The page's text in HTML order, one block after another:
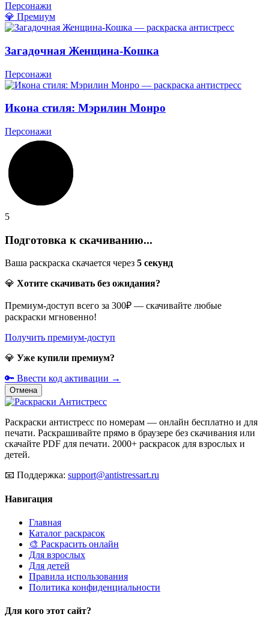
Персонажи
💎 Премиум
Загадочная Женщина-Кошка
Персонажи
Икона стиля: Мэрилин Монро
Персонажи
5
Подготовка к скачиванию...
Ваша раскраска скачается через 5 секунд
💎 Хотите скачивать без ожидания?
Премиум-доступ всего за 300₽ — скачивайте любые
раскраски мгновенно!
Получить премиум-доступ
💎 Уже купили премиум?
🔑 Ввести код активации →
Отмена
Раскраски антистресс по номерам — онлайн бесплатно и для
печати. Раскрашивайте прямо в браузере без скачивания или
скачайте PDF для печати. 2000+ раскрасок для взрослых и
детей.
📧 Поддержка: support@antistressart.ru
Навигация
Главная
Каталог раскрасок
🎨 Раскрасить онлайн
Для взрослых
Для детей
Правила использования
Политика конфиденциальности
Для кого этот сайт?